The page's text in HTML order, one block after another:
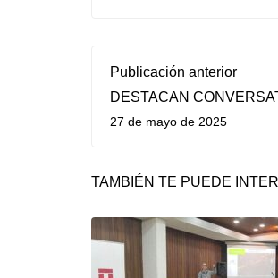
Publicación anterior
DESTACAN
27 de mayo de 2025
TAMBIÉN TE PUEDE